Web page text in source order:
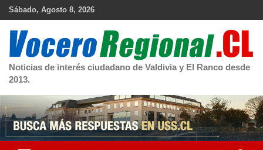
Skip
Sábado, Agosto 8, 2026
Noticias de interés ciudadano de Valdivia y El Ranco desde
2013.